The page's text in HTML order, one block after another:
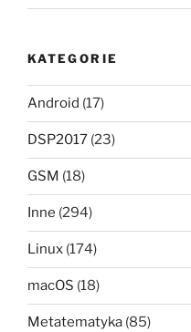
KATEGORIE
Android (17)
DSP2017 (23)
GSM (18)
Inne (294)
Linux (174)
macOS (18)
Metatematyka (85)